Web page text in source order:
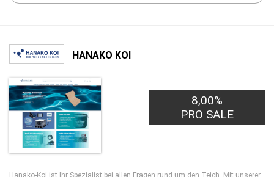
HANAKO KOI
8,00%
PRO SALE
Hanako-Koi ist Ihr Spezialist bei allen Fragen rund um den Teich. Mit unserer